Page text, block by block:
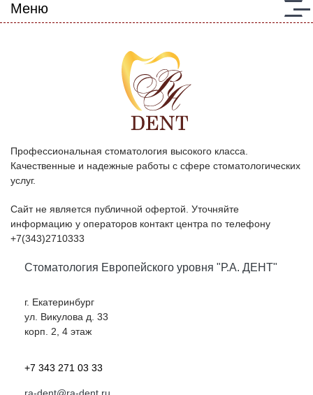
Меню
Профессиональная стоматология высокого класса.
Качественные и надежные работы с сфере стоматологических
услуг.
Сайт не является публичной офертой. Уточняйте
информацию у операторов контакт центра по телефону
+7(343)2710333
Стоматология Европейского уровня "Р.А. ДЕНТ"
г. Екатеринбург
ул. Викулова д. 33
корп. 2, 4 этаж
+7 343 271 03 33